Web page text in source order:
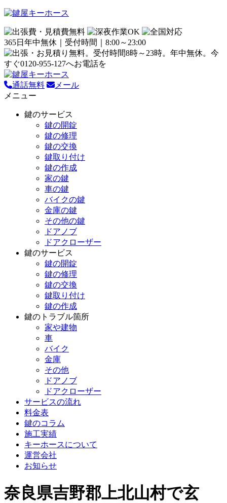
365日年中無休｜受付時間｜8:00～23:00
通話無料
メール
メニュー
鍵のサービス
鍵の開錠
鍵の修理
鍵の交換
鍵取り付け
鍵の作成
家の鍵
車の鍵
バイクの鍵
金庫の鍵
その他の鍵
ドアノブ
ドアクローザー
鍵のサービス
鍵の開錠
鍵の修理
鍵の交換
鍵取り付け
鍵の作成
鍵のトラブル箇所
家や建物
車
バイク
金庫
その他
ドアノブ
ドアクローザー
サービスの流れ
料金表
鍵のコラム
施工実績
キーホースについて
運営会社
お知らせ
奈良県吉野郡上北山村で玄